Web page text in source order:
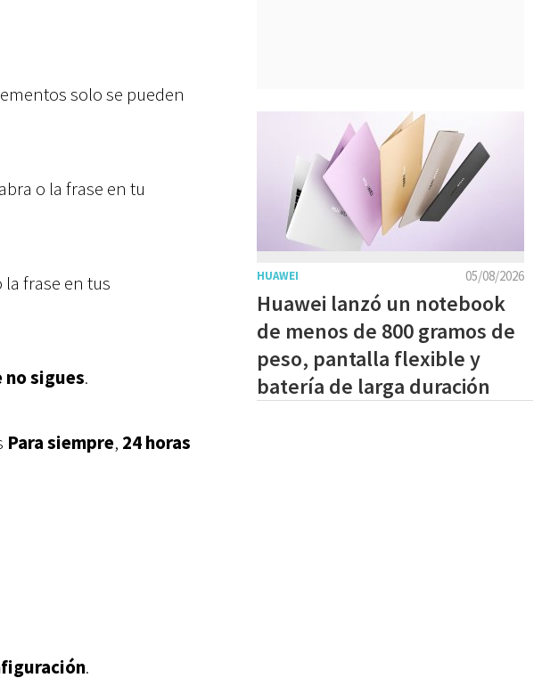
solo se pueden
o la frase en tu
frase en tus
no sigues.
Para siempre, 24 horas
.
05/08/2026
HUAWEI
Huawei lanzó un notebook
de menos de 800 gramos de
peso, pantalla flexible y
batería de larga duración